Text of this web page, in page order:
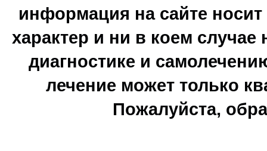
информация на сайте
характер и ни в коем
диагностике и
лечение может только
Пожалуйста,